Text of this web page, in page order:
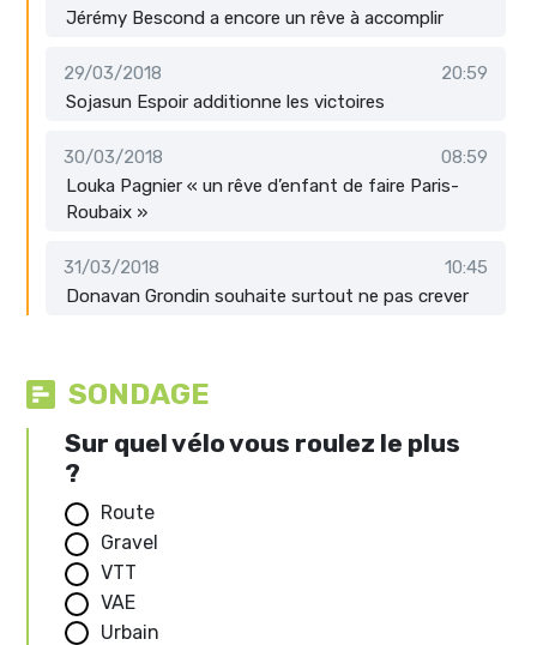
Jérémy Bescond a encore un rêve à accomplir
29/03/2018
20:59
Sojasun Espoir additionne les victoires
30/03/2018
08:59
Louka Pagnier « un rêve d’enfant de faire Paris-
Roubaix »
31/03/2018
10:45
Donavan Grondin souhaite surtout ne pas crever
SONDAGE
Sur quel vélo vous roulez le plus
?
Route
Gravel
VTT
VAE
Urbain